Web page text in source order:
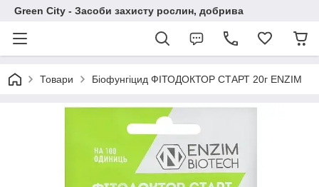
Green City - Засоби захисту рослин, добрива
Товари Біофунгіцид ФІТОДОКТОР СТАРТ 20г ENZIM